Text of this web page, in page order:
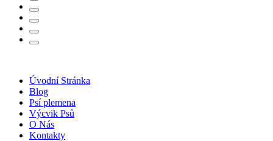
Úvodní Stránka
Blog
Psí plemena
Výcvik Psů
O Nás
Kontakty